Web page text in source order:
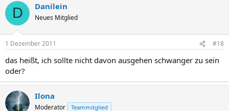
D Danilein
Neues Mitglied
1 Dezember 2011 #18
das heißt, ich sollte nicht davon ausgehen schwanger zu sein
oder?
Ilona
Moderator Teammitglied